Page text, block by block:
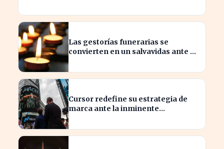
Las gestorías funerarias se
convierten en un salvavidas ante el
tras un fallecimiento.
Cursor redefine su estrategia de
marca ante la inminente